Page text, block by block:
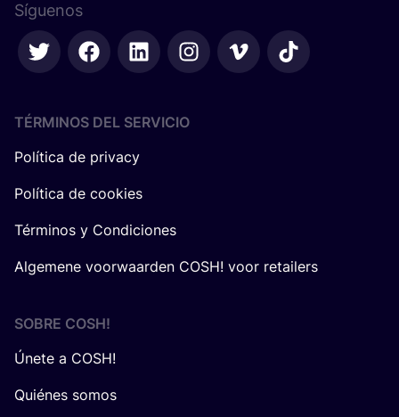
Síguenos
TÉRMINOS DEL SERVICIO
Política de privacy
Política de cookies
Términos y Condiciones
Algemene voorwaarden COSH! voor retailers
SOBRE COSH!
Únete a COSH!
Quiénes somos